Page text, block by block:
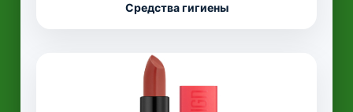
Средства гигиены